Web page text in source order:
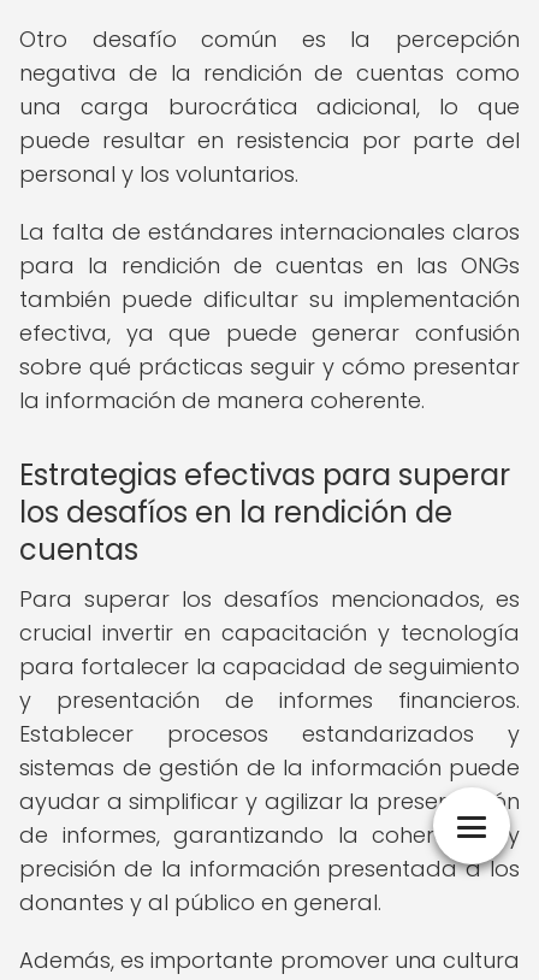
Otro desafío común es la percepción
negativa de la rendición de cuentas como
una carga burocrática adicional, lo que
puede resultar en resistencia por parte del
personal y los voluntarios.
La falta de estándares internacionales claros
para la rendición de cuentas en las ONGs
también puede dificultar su implementación
efectiva, ya que puede generar confusión
sobre qué prácticas seguir y cómo presentar
la información de manera coherente.
Estrategias efectivas para superar
los desafíos en la rendición de
cuentas
Para superar los desafíos mencionados, es
crucial invertir en capacitación y tecnología
para fortalecer la capacidad de seguimiento
y presentación de informes financieros.
Establecer procesos estandarizados y
sistemas de gestión de la información puede
ayudar a simplificar y agilizar la presentación
de informes, garantizando la coherencia y
precisión de la información presentada a los
donantes y al público en general.
Además, es importante promover una cultura